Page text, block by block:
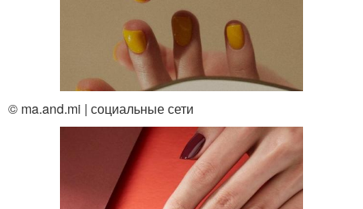
© ma.and.mi | социальные сети